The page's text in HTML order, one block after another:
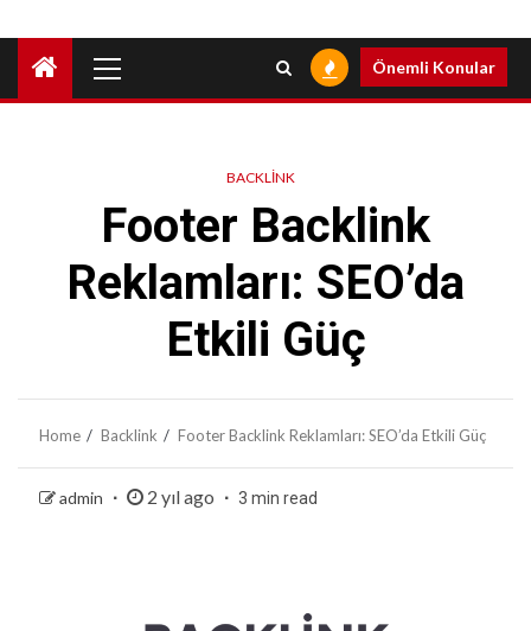
Menu
Önemli Konular
BACKLINK
Footer Backlink
Reklamları: SEO’da
Etkili Güç
Home Backlink Footer Backlink Reklamları: SEO’da Etkili Güç
admin 2 yıl ago 3 min read